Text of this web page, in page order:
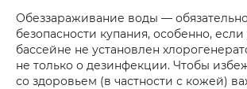
Обеззараживание воды —
безопасности купания, особенно, если
бассейне не установлен
не только о дезинфекции. Чтобы
со здоровьем (в частности с кожей)